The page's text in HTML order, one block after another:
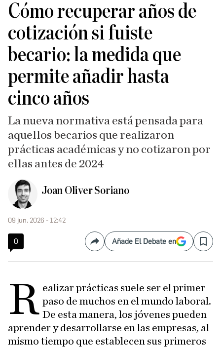
Cómo recuperar años de
cotización si fuiste
becario: la medida que
permite añadir hasta
cinco años
La nueva normativa está pensada para
aquellos becarios que realizaron
prácticas académicas y no cotizaron por
ellas antes de 2024
Joan Oliver Soriano
09 jun. 2026 - 12:42
0 CompartirAñade El Debate en Save
R ealizar prácticas suele ser el primer
paso de muchos en el mundo laboral.
De esta manera, los jóvenes pueden
aprender y desarrollarse en las empresas, al
mismo tiempo que establecen sus primeros